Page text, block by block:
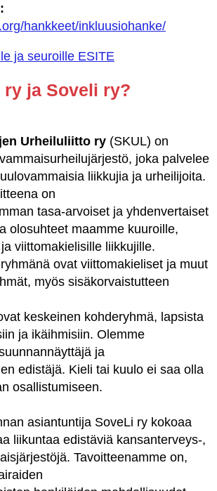
hankkeet/inkluusiohanke/
ja seuroille ESITE
ry ja Soveli ry?
Urheiluliitto ry (SKUL) on
joka palvelee
liikkujia ja urheilijoita.
on
tasa-arvoiset ja yhdenvertaiset
olosuhteet maamme kuuroille,
viittomakielisille liikkujille.
ovat viittomakieliset ja muut
myös sisäkorvaistutteen
keskeinen kohderyhmä, lapsista
ja ikäihmisiin. Olemme
ja
edistäjä. Kieli tai kuulo ei saa olla
osallistumiseen.
asiantuntija SoveLi ry kokoaa
liikuntaa edistäviä kansanterveys-,
Tavoitteenamme on,